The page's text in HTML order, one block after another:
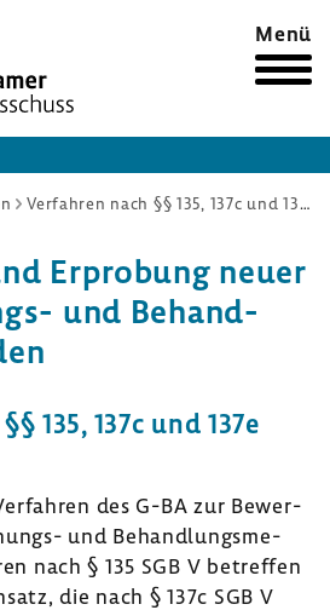
Menü
Verfahren nach §§ 135, 137c und 137e SGB V
Erpro­bung neuer
und Behand­
135, 137c und 137e
des G-BA zur Bewer­
und Behand­lungs­me­
nach § 135 SGB V betreffen
die nach § 137c SGB V